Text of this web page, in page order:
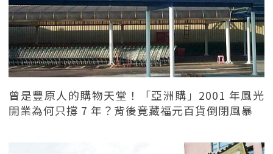
曾是豐原人的購物天堂！「亞洲購」2001 年風光
開業為何只撐 7 年？背後竟藏福元百貨倒閉風暴